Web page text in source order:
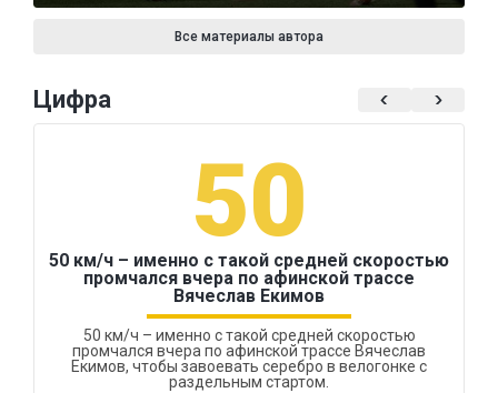
Все материалы автора
Цифра
50
50 км/ч – именно с такой средней скоростью
промчался вчера по афинской трассе
Вячеслав Екимов
50 км/ч – именно с такой средней скоростью
промчался вчера по афинской трассе Вячеслав
Екимов, чтобы завоевать серебро в велогонке с
раздельным стартом.